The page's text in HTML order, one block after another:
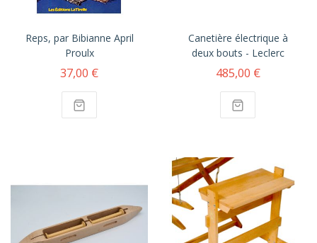
Reps, par Bibianne April
Proulx
37,00 €
Canetière électrique à
deux bouts - Leclerc
485,00 €